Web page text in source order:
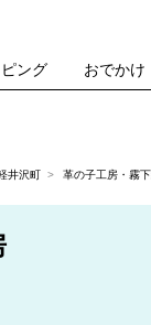
ング おでかけ
井沢町 革の子工房・霧